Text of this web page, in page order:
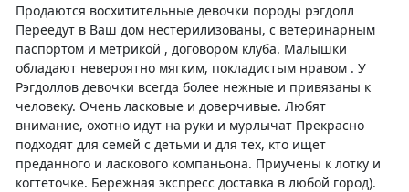
Продаются восхитительные девочки породы рэгдолл
Переедут в Ваш дом нестерилизованы, с ветеринарным
паспортом и метрикой , договором клуба. Малышки
обладают невероятно мягким, покладистым нравом . У
Рэгдоллов девочки всегда более нежные и привязаны к
человеку. Очень ласковые и доверчивые. Любят
внимание, охотно идут на руки и мурлычат Прекрасно
подходят для семей с детьми и для тех, кто ищет
преданного и ласкового компаньона. Приучены к лотку и
когтеточке. Бережная экспресс доставка в любой город).